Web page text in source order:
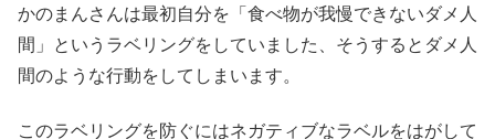
かのまんさんは最初自分を「食べ物が我慢できないダメ人
間」というラベリングをしていました、そうするとダメ人
間のような行動をしてしまいます。
このラベリングを防ぐにはネガティブなラベルをはがして